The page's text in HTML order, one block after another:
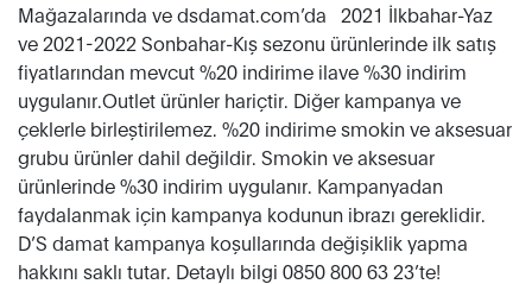
Mağazalarında ve dsdamat.com’da 2021 İlkbahar-Yaz
ve 2021-2022 Sonbahar-Kış sezonu ürünlerinde ilk satış
fiyatlarından mevcut %20 indirime ilave %30 indirim
uygulanır.Outlet ürünler hariçtir. Diğer kampanya ve
çeklerle birleştirilemez. %20 indirime smokin ve aksesuar
grubu ürünler dahil değildir. Smokin ve aksesuar
ürünlerinde %30 indirim uygulanır. Kampanyadan
faydalanmak için kampanya kodunun ibrazı gereklidir.
D’S damat kampanya koşullarında değişiklik yapma
hakkını saklı tutar. Detaylı bilgi 0850 800 63 23’te!